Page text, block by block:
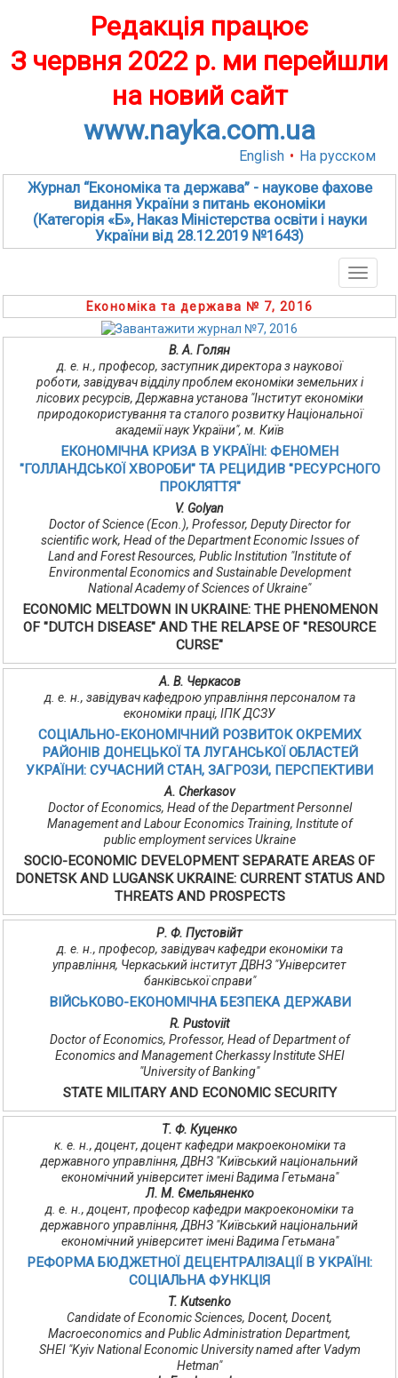
Редакція працює
З червня 2022 р. ми перейшли
на новий сайт
www.nayka.com.ua
English • На русском
Журнал “Економіка та держава” - наукове фахове
видання України з питань економіки
(Категорія «Б», Наказ Міністерства освіти і науки
України від 28.12.2019 №1643)
Toggle
Економіка та держава № 7, 2016
В. А. Голян
д. е. н., професор, заступник директора з наукової
роботи, завідувач відділу проблем економіки земельних і
лісових ресурсів, Державна установа "Інститут економіки
природокористування та сталого розвитку Національної
академії наук України", м. Київ
ЕКОНОМІЧНА КРИЗА В УКРАЇНІ: ФЕНОМЕН
"ГОЛЛАНДСЬКОЇ ХВОРОБИ" ТА РЕЦИДИВ "РЕСУРСНОГО
ПРОКЛЯТТЯ"
V. Golyan
Doctor of Science (Econ.), Professor, Deputy Director for
scientific work, Head of the Department Economic Issues of
Land and Forest Resources, Public Institution "Institute of
Environmental Economics and Sustainable Development
National Academy of Sciences of Ukraine"
ECONOMIC MELTDOWN IN UKRAINE: THE PHENOMENON
OF "DUTCH DISEASE" AND THE RELAPSE OF "RESOURCE
CURSE"
А. В. Черкасов
д. е. н., завідувач кафедрою управління персоналом та
економіки праці, ІПК ДСЗУ
СОЦІАЛЬНО-ЕКОНОМІЧНИЙ РОЗВИТОК ОКРЕМИХ
РАЙОНІВ ДОНЕЦЬКОЇ ТА ЛУГАНСЬКОЇ ОБЛАСТЕЙ
УКРАЇНИ: СУЧАСНИЙ СТАН, ЗАГРОЗИ, ПЕРСПЕКТИВИ
A. Cherkasov
Doctor of Economics, Head of the Department Personnel
Management and Labour Economics Training, Institute of
public employment services Ukraine
SOCIO-ECONOMIC DEVELOPMENT SEPARATE AREAS OF
DONETSK AND LUGANSK UKRAINE: CURRENT STATUS AND
THREATS AND PROSPECTS
Р. Ф. Пустовійт
д. е. н., професор, завідувач кафедри економіки та
управління, Черкаський інститут ДВНЗ "Університет
банківської справи"
ВІЙСЬКОВО-ЕКОНОМІЧНА БЕЗПЕКА ДЕРЖАВИ
R. Pustoviit
Doctor of Economics, Professor, Head of Department of
Economics and Management Cherkassy Institute SHEI
"University of Banking"
STATE MILITARY AND ECONOMIC SECURITY
Т. Ф. Куценко
к. е. н., доцент, доцент кафедри макроекономіки та
державного управління, ДВНЗ "Київський національний
економічний університет імені Вадима Гетьмана"
Л. М. Ємельяненко
д. е. н., доцент, професор кафедри макроекономіки та
державного управління, ДВНЗ "Київський національний
економічний університет імені Вадима Гетьмана"
РЕФОРМА БЮДЖЕТНОЇ ДЕЦЕНТРАЛІЗАЦІЇ В УКРАЇНІ:
СОЦІАЛЬНА ФУНКЦІЯ
T. Kutsenko
Candidate of Economic Sciences, Docent, Docent,
Macroeconomics and Public Administration Department,
SHEI "Kyiv National Economic University named after Vadym
Hetman"